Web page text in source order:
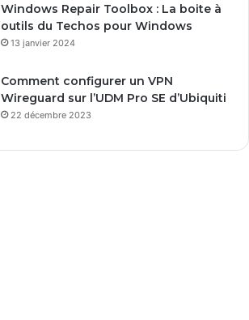
Windows Repair Toolbox : La boite à
outils du Techos pour Windows
13 janvier 2024
Comment configurer un VPN
Wireguard sur l’UDM Pro SE d’Ubiquiti
22 décembre 2023